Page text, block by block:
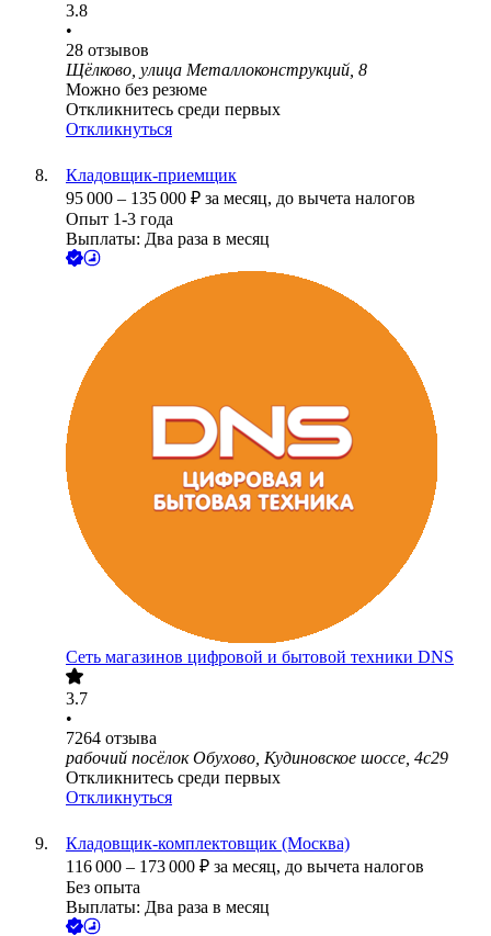
3.8
•
28 отзывов
Щёлково, улица Металлоконструкций, 8
Можно без резюме
Откликнитесь среди первых
Откликнуться
Кладовщик-приемщик
95 000 – 135 000 ₽ за месяц, до вычета налогов
Опыт 1-3 года
Выплаты: Два раза в месяц
Сеть магазинов цифровой и бытовой техники DNS
3.7
•
7264 отзыва
рабочий посёлок Обухово, Кудиновское шоссе, 4с29
Откликнитесь среди первых
Откликнуться
Кладовщик-комплектовщик (Москва)
116 000 – 173 000 ₽ за месяц, до вычета налогов
Без опыта
Выплаты: Два раза в месяц